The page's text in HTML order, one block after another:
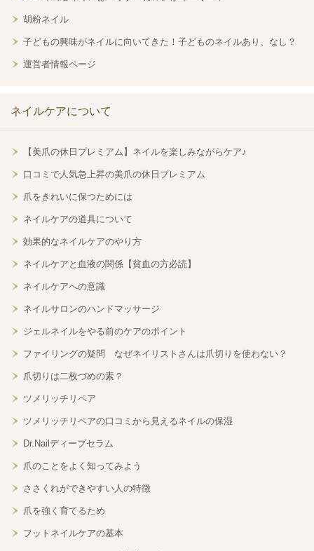
胡粉ネイル
子どもの興味がネイルに向いてきた！子どものネイルあり、なし？
運営者情報ページ
ネイルケアについて
【美爪の休日プレミアム】ネイルを楽しみながらケア♪
口コミで人気急上昇の美爪の休日プレミアム
爪をきれいに保つためには
ネイルケアの道具について
効果的なネイルケアのやり方
ネイルケアと血液の関係【貧血の方必読】
ネイルケアへの意識
ネイルサロンのハンドマッサージ
ジェルネイルをやる前のケアのポイント
ファイリングの疑問 なぜネイリストさんは爪切りを使わない？
爪切りは二枚づめの素？
ツメリッチリペア
ツメリッチリペアの口コミから見えるネイルの保湿
Dr.Nailディープセラム
爪のことをよく知ってみよう
ささくれができやすい人の特徴
爪を強く育てるため
フットネイルケアの基本